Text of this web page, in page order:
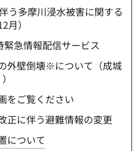
う多摩川浸水被害に関する
月）
緊急情報配信サービス
外壁倒壊※について（成城
をご覧ください
正に伴う避難情報の変更
について